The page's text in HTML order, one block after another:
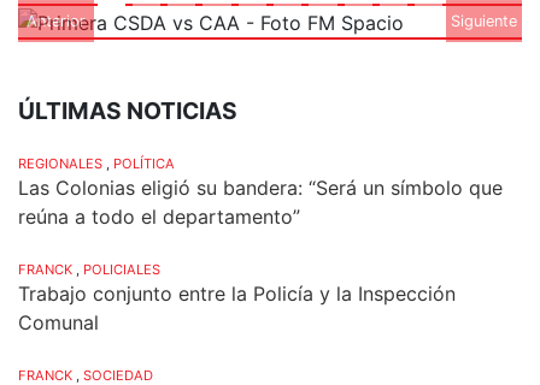
Anterior Siguiente
ÚLTIMAS NOTICIAS
REGIONALES POLÍTICA
Las Colonias eligió su bandera: “Será un símbolo que
reúna a todo el departamento”
FRANCK POLICIALES
Trabajo conjunto entre la Policía y la Inspección
Comunal
FRANCK SOCIEDAD